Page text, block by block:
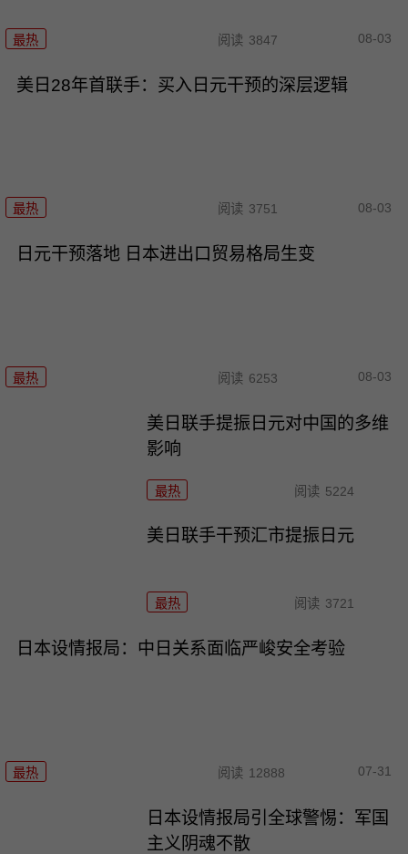
最热 阅读 3847 08-03
美日28年首联手：买入日元干预的深层逻辑
最热 阅读 3751 08-03
日元干预落地 日本进出口贸易格局生变
最热 阅读 6253 08-03
美日联手提振日元对中国的多维
影响
最热 阅读 5224
美日联手干预汇市提振日元
最热 阅读 3721
日本设情报局：中日关系面临严峻安全考验
最热 阅读 12888 07-31
日本设情报局引全球警惕：军国
主义阴魂不散